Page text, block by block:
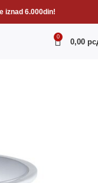
iznad 6.000din!
0
0,00